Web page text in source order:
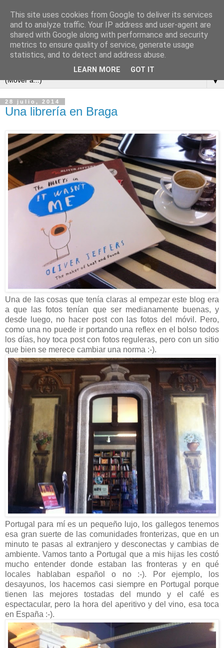
▼
28 julio, 2014
Una librería en Braga
Una de las cosas que tenía claras al empezar este blog era
a que las fotos tenían que ser medianamente buenas, y
desde luego, no hacer post con las fotos del móvil. Pero,
como una no puede ir portando una reflex en el bolso todos
los días, hoy toca post con fotos reguleras, pero con un sitio
que bien se merece cambiar una norma :-).
Portugal para mí es un pequeño lujo, los gallegos tenemos
esa gran suerte de las comunidades fronterizas, que en un
minuto te pasas al extranjero y desconectas y cambias de
ambiente. Vamos tanto a Portugal que a mis hijas les costó
mucho entender donde estaban las fronteras y en qué
locales hablaban español o no :-). Por ejemplo, los
desayunos, los hacemos casi siempre en Portugal porque
tienen las mejores tostadas del mundo y el café es
espectacular, pero la hora del aperitivo y del vino, esa toca
en España :-).
This site uses cookies from Google to deliver its services
and to analyze traffic. Your IP address and user-agent are
shared with Google along with performance and security
metrics to ensure quality of service, generate usage
statistics, and to detect and address abuse.
LEARN MORE GOT IT